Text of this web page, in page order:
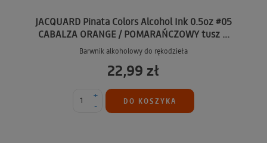
JACQUARD Pinata Colors Alcohol Ink 0.5oz #05
CABALZA ORANGE / POMARAŃCZOWY tusz ...
Barwnik alkoholowy do rękodzieła
22,99 zł
-
+
DO KOSZYKA